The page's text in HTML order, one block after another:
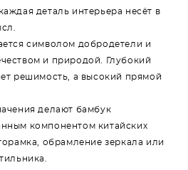
деталь интерьера несёт в
символом добродетели и
и природой. Глубокий
решимость, а высокий прямой
делают бамбук
компонентом китайских
обрамление зеркала или